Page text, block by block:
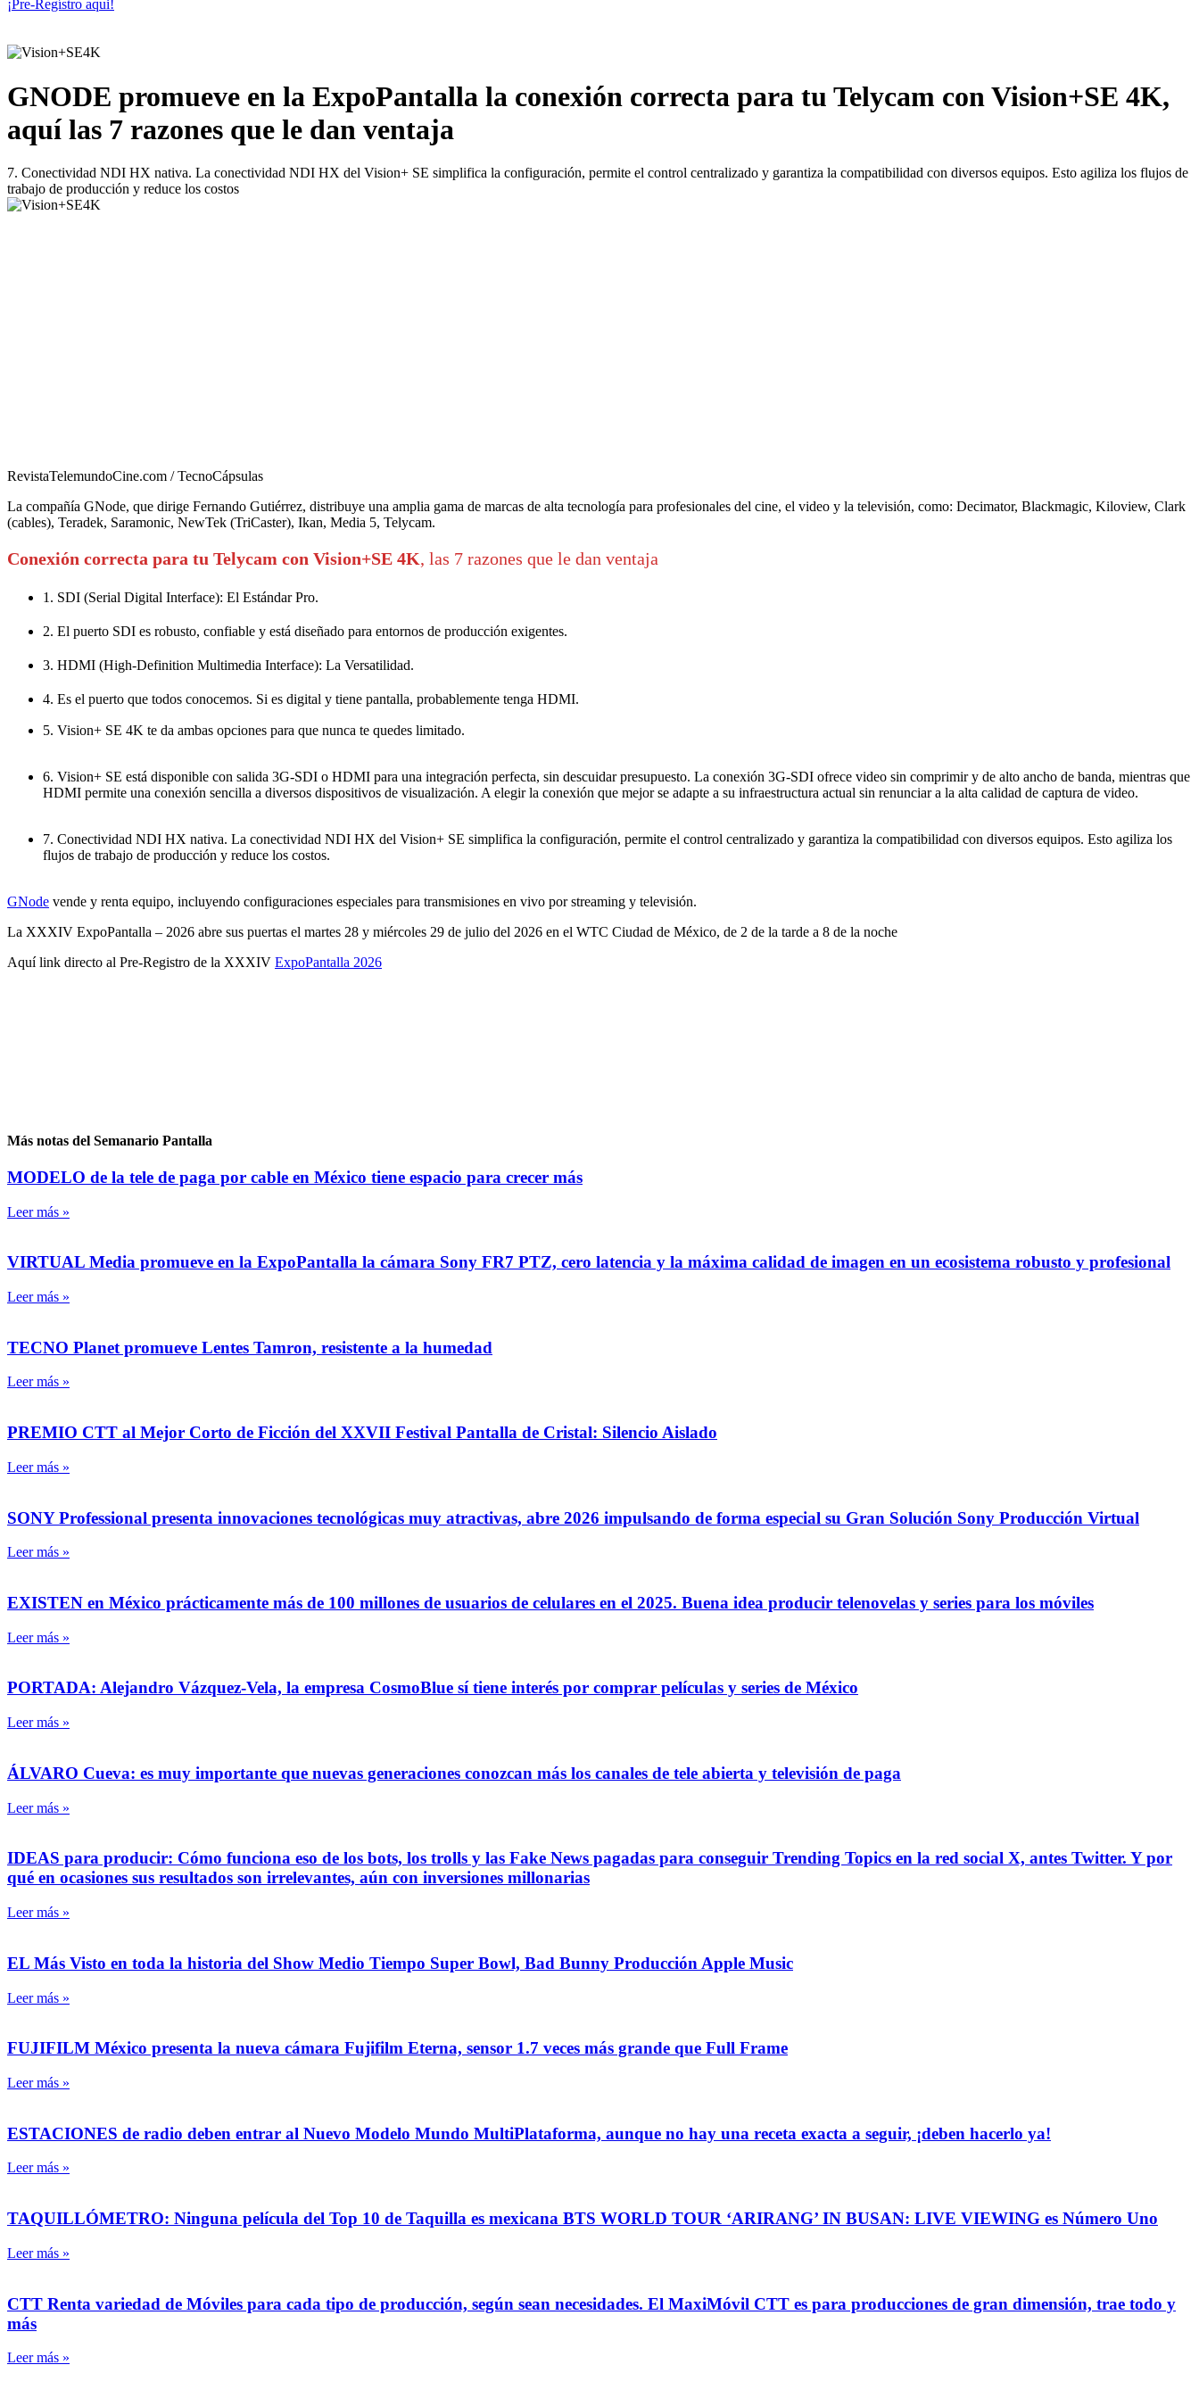
¡Pre-Regístro aqui!
GNODE promueve en la ExpoPantalla la conexión correcta para tu Telycam con Vision+SE 4K,
aquí las 7 razones que le dan ventaja
7. Conectividad NDI HX nativa. La conectividad NDI HX del Vision+ SE simplifica la configuración, permite el control centralizado y garantiza la compatibilidad con diversos equipos. Esto agiliza los flujos de
trabajo de producción y reduce los costos
RevistaTelemundoCine.com / TecnoCápsulas
La compañía GNode, que dirige Fernando Gutiérrez, distribuye una amplia gama de marcas de alta tecnología para profesionales del cine, el video y la televisión, como: Decimator, Blackmagic, Kiloview, Clark
(cables), Teradek, Saramonic, NewTek (TriCaster), Ikan, Media 5, Telycam.
Conexión correcta para tu Telycam con Vision+SE 4K, las 7 razones que le dan ventaja
1. SDI (Serial Digital Interface): El Estándar Pro.
2. El puerto SDI es robusto, confiable y está diseñado para entornos de producción exigentes.
3. HDMI (High-Definition Multimedia Interface): La Versatilidad.
4. Es el puerto que todos conocemos. Si es digital y tiene pantalla, probablemente tenga HDMI.
5. Vision+ SE 4K te da ambas opciones para que nunca te quedes limitado.
6. Vision+ SE está disponible con salida 3G-SDI o HDMI para una integración perfecta, sin descuidar presupuesto. La conexión 3G-SDI ofrece video sin comprimir y de alto ancho de banda, mientras que
HDMI permite una conexión sencilla a diversos dispositivos de visualización. A elegir la conexión que mejor se adapte a su infraestructura actual sin renunciar a la alta calidad de captura de video.
7. Conectividad NDI HX nativa. La conectividad NDI HX del Vision+ SE simplifica la configuración, permite el control centralizado y garantiza la compatibilidad con diversos equipos. Esto agiliza los
flujos de trabajo de producción y reduce los costos.
GNode vende y renta equipo, incluyendo configuraciones especiales para transmisiones en vivo por streaming y televisión.
La XXXIV ExpoPantalla – 2026 abre sus puertas el martes 28 y miércoles 29 de julio del 2026 en el WTC Ciudad de México, de 2 de la tarde a 8 de la noche
Aquí link directo al Pre-Registro de la XXXIV ExpoPantalla 2026
Más notas del Semanario Pantalla
MODELO de la tele de paga por cable en México tiene espacio para crecer más
Leer más »
VIRTUAL Media promueve en la ExpoPantalla la cámara Sony FR7 PTZ, cero latencia y la máxima calidad de imagen en un ecosistema robusto y profesional
Leer más »
TECNO Planet promueve Lentes Tamron, resistente a la humedad
Leer más »
PREMIO CTT al Mejor Corto de Ficción del XXVII Festival Pantalla de Cristal: Silencio Aislado
Leer más »
SONY Professional presenta innovaciones tecnológicas muy atractivas, abre 2026 impulsando de forma especial su Gran Solución Sony Producción Virtual
Leer más »
EXISTEN en México prácticamente más de 100 millones de usuarios de celulares en el 2025. Buena idea producir telenovelas y series para los móviles
Leer más »
PORTADA: Alejandro Vázquez-Vela, la empresa CosmoBlue sí tiene interés por comprar películas y series de México
Leer más »
ÁLVARO Cueva: es muy importante que nuevas generaciones conozcan más los canales de tele abierta y televisión de paga
Leer más »
IDEAS para producir: Cómo funciona eso de los bots, los trolls y las Fake News pagadas para conseguir Trending Topics en la red social X, antes Twitter. Y por
qué en ocasiones sus resultados son irrelevantes, aún con inversiones millonarias
Leer más »
EL Más Visto en toda la historia del Show Medio Tiempo Super Bowl, Bad Bunny Producción Apple Music
Leer más »
FUJIFILM México presenta la nueva cámara Fujifilm Eterna, sensor 1.7 veces más grande que Full Frame
Leer más »
ESTACIONES de radio deben entrar al Nuevo Modelo Mundo MultiPlataforma, aunque no hay una receta exacta a seguir, ¡deben hacerlo ya!
Leer más »
TAQUILLÓMETRO: Ninguna película del Top 10 de Taquilla es mexicana BTS WORLD TOUR ‘ARIRANG’ IN BUSAN: LIVE VIEWING es Número Uno
Leer más »
CTT Renta variedad de Móviles para cada tipo de producción, según sean necesidades. El MaxiMóvil CTT es para producciones de gran dimensión, trae todo y
más
Leer más »